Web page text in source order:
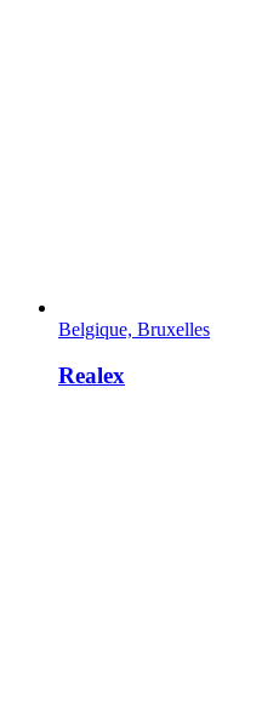
Belgique, Bruxelles
Realex